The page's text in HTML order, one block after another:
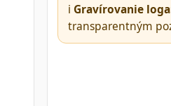
ℹ️ Gravírovanie
transparentným